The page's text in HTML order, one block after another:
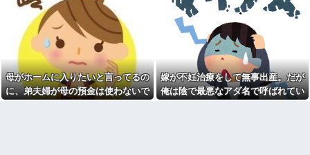
あったの！？」→慌てて降りる
と園長先生が激怒していて…
私「この絵馬、切ないお願い
が書いてある…」友人「読んで
みて」→有名神社で見つけた願
い事の内容に、思わず神様も困
るだろうと思ってしまい…
義妹夫のお兄さんが草加の集
まりにいてビックリ。義両親は
新興宗教大嫌いな人たちなのに...
タントは店に出せるレベル」ラ
ーメン大好きJK「店とインスタ
ントの良さは別のベクトル」他
担当美容師と近所の道端でば
ったり。美容師「早く前みたい
に美容室に来てくださいよ～」
私「もう少し落ち着いたらお願
いします」
カメムシは同種のカメムシが
発した臭いでショック死する事
まい…
母がホームに入りたいと言ってるの
に、弟夫婦が母の預金は使わないで
嫁が不妊治療をして無事出産。だが
俺は陰で最悪なアダ名で呼ばれてい